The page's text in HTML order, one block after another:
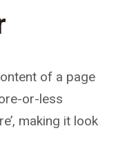
of a page
or-less
making it look